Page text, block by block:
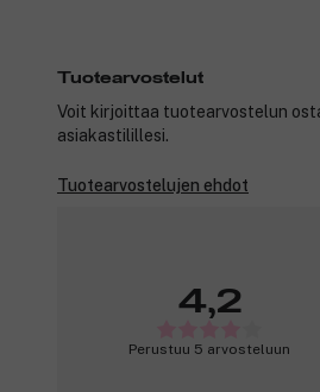
Tuotearvostelut
Voit kirjoittaa tuotearvostelun
asiakastilillesi.
Tuotearvostelujen ehdot
4,2
Perustuu 5 arvosteluun